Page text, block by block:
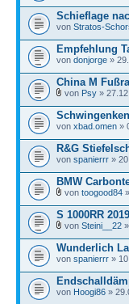
Schieflage
von Stratos-
Empfehlung
von donjorge »
China M
von Psy »
von xbad.omen »
R&G
von spanierrr »
BMW
von toogood84
S 1000RR
von Steini__22
Wunderlich
von spanierrr »
von Hoogi86 »